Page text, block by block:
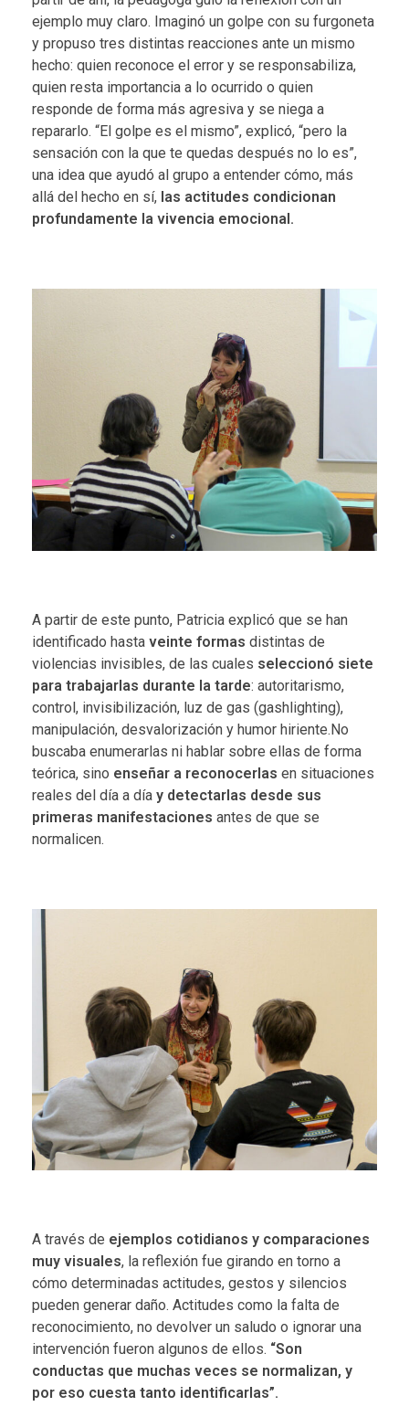
ejemplo muy claro. Imaginó un golpe con su furgoneta
y propuso tres distintas reacciones ante un mismo
hecho: quien reconoce el error y se responsabiliza,
quien resta importancia a lo ocurrido o quien
responde de forma más agresiva y se niega a
repararlo. “El golpe es el mismo”, explicó, “pero la
sensación con la que te quedas después no lo es”,
una idea que ayudó al grupo a entender cómo, más
allá del hecho en sí, las actitudes condicionan
profundamente la vivencia emocional.
A partir de este punto, Patricia explicó que se han
identificado hasta veinte formas distintas de
violencias invisibles, de las cuales seleccionó siete
para trabajarlas durante la tarde: autoritarismo,
control, invisibilización, luz de gas (gashlighting),
manipulación, desvalorización y humor hiriente.No
buscaba enumerarlas ni hablar sobre ellas de forma
teórica, sino enseñar a reconocerlas en situaciones
reales del día a día y detectarlas desde sus
primeras manifestaciones antes de que se
normalicen.
A través de ejemplos cotidianos y comparaciones
muy visuales, la reflexión fue girando en torno a
cómo determinadas actitudes, gestos y silencios
pueden generar daño. Actitudes como la falta de
reconocimiento, no devolver un saludo o ignorar una
intervención fueron algunos de ellos. “Son
conductas que muchas veces se normalizan, y
por eso cuesta tanto identificarlas”.